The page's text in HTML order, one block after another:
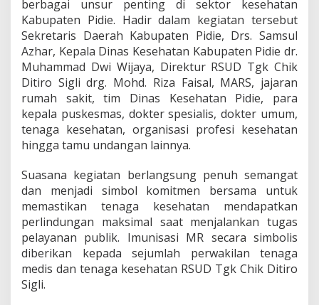
berbagai unsur penting di sektor kesehatan
Kabupaten Pidie. Hadir dalam kegiatan tersebut
Sekretaris Daerah Kabupaten Pidie, Drs. Samsul
Azhar, Kepala Dinas Kesehatan Kabupaten Pidie dr.
Muhammad Dwi Wijaya, Direktur RSUD Tgk Chik
Ditiro Sigli drg. Mohd. Riza Faisal, MARS, jajaran
rumah sakit, tim Dinas Kesehatan Pidie, para
kepala puskesmas, dokter spesialis, dokter umum,
tenaga kesehatan, organisasi profesi kesehatan
hingga tamu undangan lainnya.
Suasana kegiatan berlangsung penuh semangat
dan menjadi simbol komitmen bersama untuk
memastikan tenaga kesehatan mendapatkan
perlindungan maksimal saat menjalankan tugas
pelayanan publik. Imunisasi MR secara simbolis
diberikan kepada sejumlah perwakilan tenaga
medis dan tenaga kesehatan RSUD Tgk Chik Ditiro
Sigli.